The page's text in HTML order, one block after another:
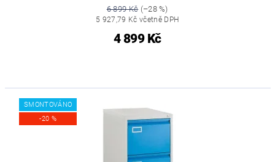
6 899 Kč(–28 %)
5 927,79 Kč včetně DPH
4 899 Kč
SMONTOVÁNO
-20 %